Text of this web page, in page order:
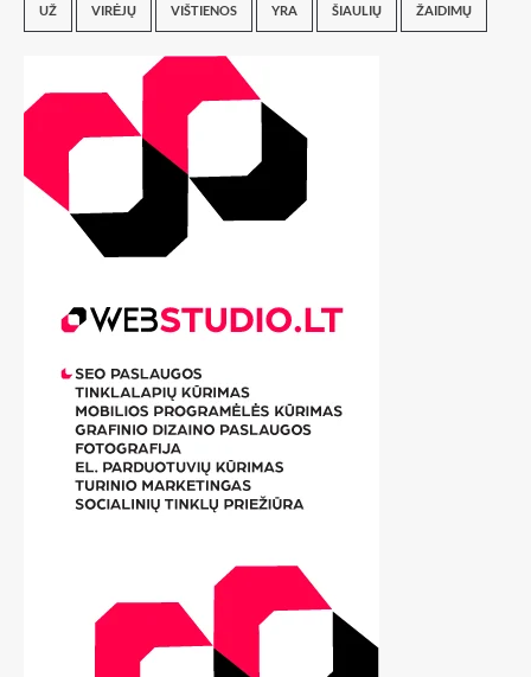
UŽ VIRĖJŲ VIŠTIENOS YRA ŠIAULIŲ ŽAIDIMŲ